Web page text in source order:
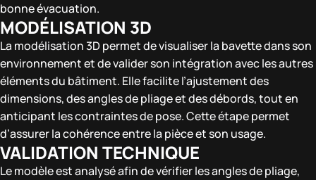
bonne évacuation.
MODÉLISATION 3D
La modélisation 3D permet de visualiser la bavette dans son
environnement et de valider son intégration avec les autres
éléments du bâtiment. Elle facilite l’ajustement des
dimensions, des angles de pliage et des débords, tout en
anticipant les contraintes de pose. Cette étape permet
d’assurer la cohérence entre la pièce et son usage.
VALIDATION TECHNIQUE
Le modèle est analysé afin de vérifier les angles de pliage,